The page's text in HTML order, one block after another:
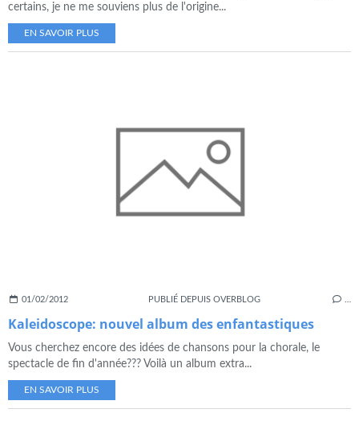
certains, je ne me souviens plus de l'origine...
EN SAVOIR PLUS
01/02/2012 PUBLIÉ DEPUIS OVERBLOG
Kaleidoscope: nouvel album des enfantastiques
Vous cherchez encore des idées de chansons pour la chorale, le
spectacle de fin d'année??? Voilà un album extra...
EN SAVOIR PLUS